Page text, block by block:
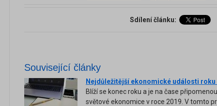
Sdílení článku:
Související články
Nejdůležitější ekonomické události roku
Blíží se konec roku a je na čase
světové ekonomice v roce 2019. V tomto